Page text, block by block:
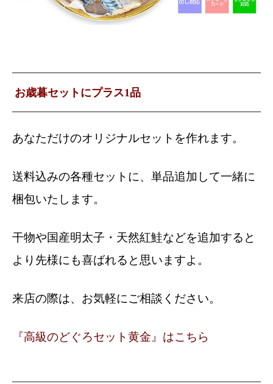
お歳暮セットにプラス1品
あなただけのオリジナルセットを作れます。
送料込みの各種セットに、単品追加して一緒に
梱包いたします。
干物や国産明太子・天然紅鮭などを追加すると
より先様にも喜ばれると思いますよ。
来店の際は、お気軽にご相談ください。
『高級のどぐろセット黄金』はこちら